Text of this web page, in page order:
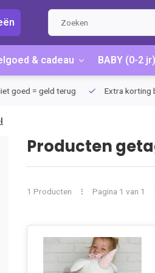
& cadeau BABY (0-2 jr)
goed = geld terug Extra korting bij
Producten
1 Producten Pagina 1 van 1